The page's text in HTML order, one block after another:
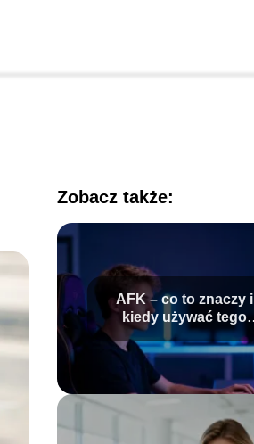
Zobacz także:
AFK – co to znaczy i
kiedy używać tego
skrótu?